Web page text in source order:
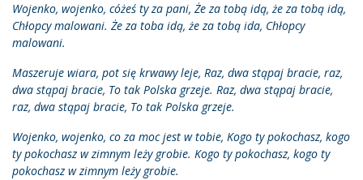
Wojenko, wojenko, cóżeś ty za pani, Że za tobą idą, że za tobą idą,
Chłopcy malowani. Że za toba idą, że za tobą ida, Chłopcy
malowani.
Maszeruje wiara, pot się krwawy leje, Raz, dwa stąpaj bracie, raz,
dwa stąpaj bracie, To tak Polska grzeje. Raz, dwa stąpaj bracie,
raz, dwa stąpaj bracie, To tak Polska grzeje.
Wojenko, wojenko, co za moc jest w tobie, Kogo ty pokochasz, kogo
ty pokochasz w zimnym leży grobie. Kogo ty pokochasz, kogo ty
pokochasz w zimnym leży grobie.